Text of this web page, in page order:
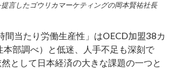
言したゴウリカマーケティングの岡本賢祐社長
当たり労働生産性」はOECD加盟38カ
部調べ）と低迷、人手不足も深刻で
然として日本経済の大きな課題の一つと